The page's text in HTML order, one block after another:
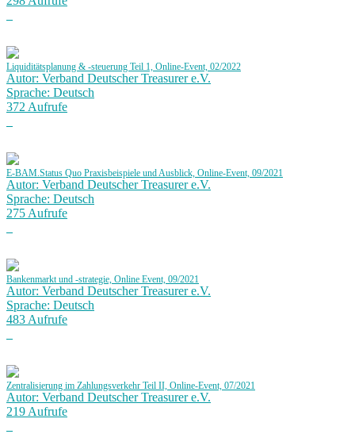
Liquiditätsplanung & -steuerung Teil 1, Online-Event, 02/2022
Autor: Verband Deutscher Treasurer e.V.
Sprache: Deutsch
372 Aufrufe
E-BAM.Status Quo Praxisbeispiele und Ausblick, Online-Event, 09/2021
Autor: Verband Deutscher Treasurer e.V.
Sprache: Deutsch
275 Aufrufe
Bankenmarkt und -strategie, Online Event, 09/2021
Autor: Verband Deutscher Treasurer e.V.
Sprache: Deutsch
483 Aufrufe
Zentralisierung im Zahlungsverkehr Teil II, Online-Event, 07/2021
Autor: Verband Deutscher Treasurer e.V.
219 Aufrufe